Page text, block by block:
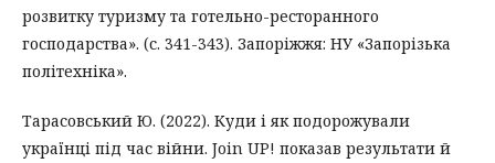
розвитку туризму та готельно-ресторанного
господарства». (с. 341-343). Запоріжжя: НУ «Запорізька
політехніка».
Тарасовський Ю. (2022). Куди і як подорожували
українці під час війни. Join UP! показав результати й